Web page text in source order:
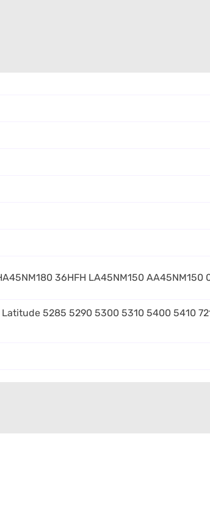
36HFH LA45NM150 AA45NM150
Latitude 5285 5290 5300 5310 5400 5410